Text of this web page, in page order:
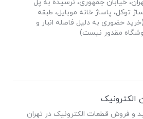
خیابان جمهوری، نرسیده به پل
توکل، پاساژ خانه موبایل، طبقه
منفی1، واحد B4 (خرید حضوری به دلیل فاصله انبار و
مقدور نیست)
الکترونیک
و فروش قطعات الکترونیک در تهران